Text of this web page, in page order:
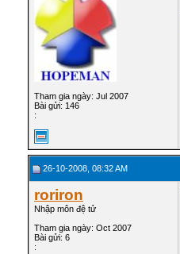
Tham gia ngày: Jul 2007
Bài gửi: 146
:
26-10-2008, 08:32 AM
roriron
Nhập môn đệ tử
Tham gia ngày: Oct 2007
Bài gửi: 6
: